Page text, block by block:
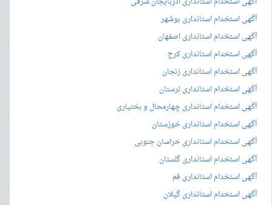
آگهی استخدام استانداری بوشهر
آگهی استخدام استانداری اصفهان
آگهی استخدام استانداری کرج
آگهی استخدام استانداری زنجان
آگهی استخدام استانداری لرستان
آگهی استخدام استانداری چهارمحال و بختیاری
آگهی استخدام استانداری خوزستان
آگهی استخدام استانداری خراسان جنوبی
آگهی استخدام استانداری گلستان
آگهی استخدام استانداری قم
آگهی استخدام استانداری گیلان